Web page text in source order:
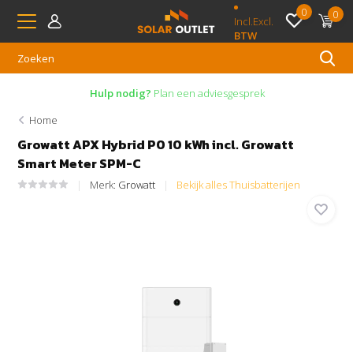
Incl.Excl.
BTW
0 0
Hulp nodig? Plan een adviesgesprek
Home
Growatt APX Hybrid P0 10 kWh incl. Growatt
Smart Meter SPM-C
Merk: Growatt Bekijk alles Thuisbatterijen